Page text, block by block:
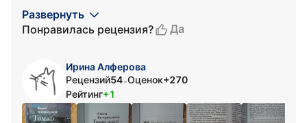
Развернуть
Понравилась рецензия?
Да
Ирина Алферова
Рецензий54•Оценок+270
Рейтинг+1